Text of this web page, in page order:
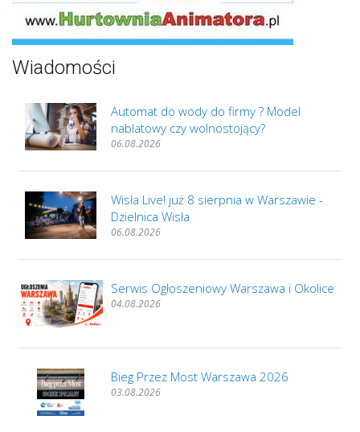
Wiadomości
Automat do wody do firmy ? Model
nablatowy czy wolnostojący?
06.08.2026
Wisła Live! już 8 sierpnia w Warszawie -
Dzielnica Wisła
06.08.2026
Serwis Ogłoszeniowy Warszawa i Okolice
04.08.2026
Bieg Przez Most Warszawa 2026
03.08.2026